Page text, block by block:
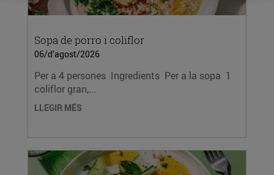
Sopa de porro i coliflor
06/d’agost/2026
Per a 4 persones Ingredients Per a la sopa 1
coliflor gran,...
LLEGIR MÉS